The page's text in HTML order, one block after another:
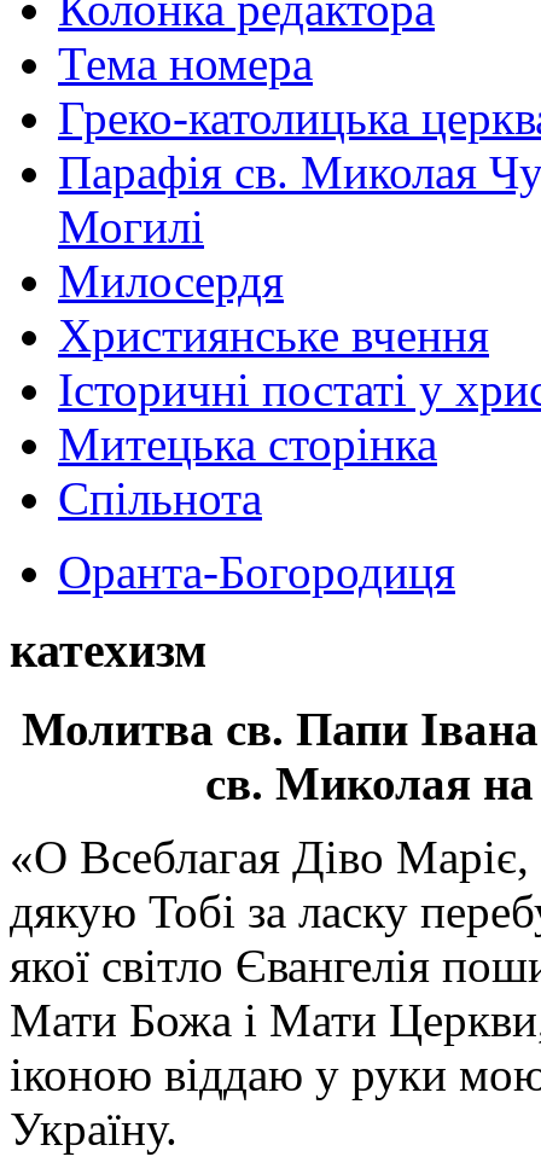
Тема номера
Греко-католицька
Парафія св. Миколая
Могилі
Милосердя
Християнське вчення
Історичні постаті у
Митецька сторінка
Спільнота
Оранта-Богородиця
катехизм
Молитва св. Папи
св. Миколая на
«О Всеблагая Діво
дякую Тобі за ласку
якої світло Євангелія
Мати Божа і Мати
іконою віддаю у руки
Україну.